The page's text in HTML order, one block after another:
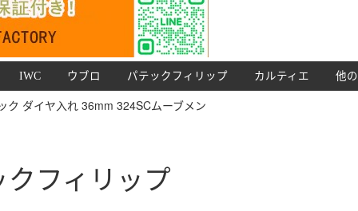
IWC ウブロ パテックフィリップ カルティエ 他
ク ダイヤ入れ 36mm 324SCムーブメン
フィリップ